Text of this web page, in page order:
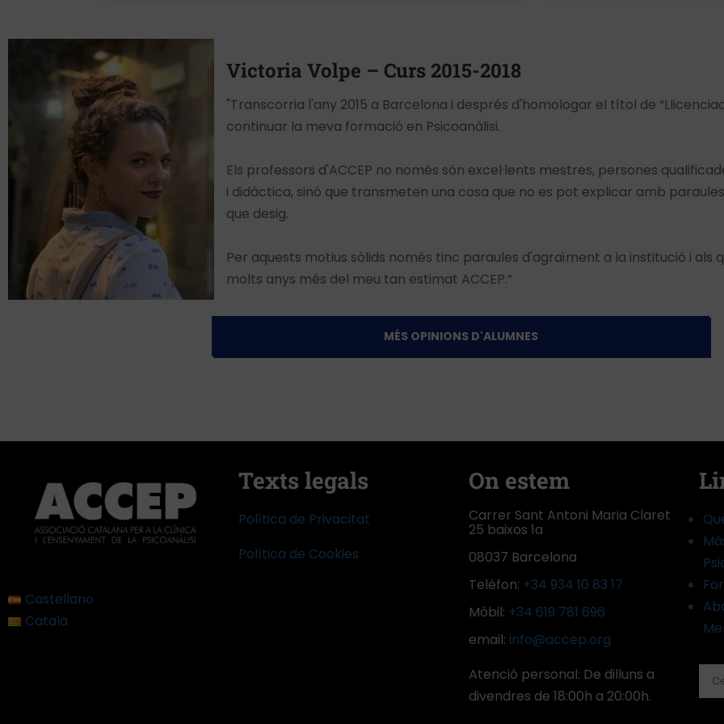
Victoria Volpe – Curs 2015-2018
"Transcorria l'any 2015 a Barcelona i després d'homologar el títol de
continuar la meva formació en Psicoanàlisi.
Els professors d'ACCEP no només són excel·lents mestres, persones
i didàctica, sinó que transmeten una cosa que no es pot explicar amb
que desig.
Per aquests motius sòlids només tinc paraules d'agraïment a la institució i als
molts anys més del meu tan estimat ACCEP.”
MÉS OPINIONS D'ALUMNES
Castellano
Català
Texts legals
Política de Privacitat
Política de Cookies
On estem
Carrer Sant Antoni Maria Claret
25 baixos 1a
08037 Barcelona
Telèfon: +34 934 10 83 17
Mòbil: +34 619 781 696
email: info@accep.org
Atenció personal: De dilluns a
divendres de 18:00h a 20:00h.